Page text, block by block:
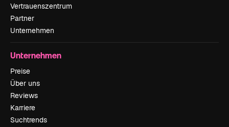
Vertrauenszentrum
Partner
Unternehmen
Unternehmen
Preise
Über uns
Reviews
Karriere
Suchtrends